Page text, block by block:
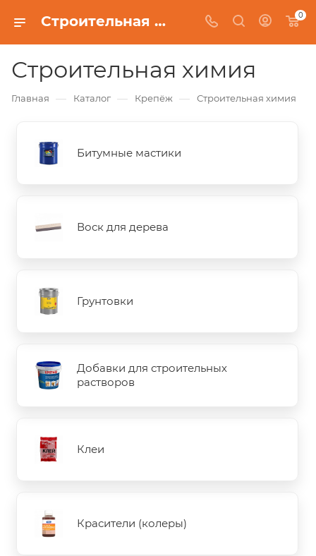
Строительная химия 0
Строительная химия
Главная — Каталог — Крепёж — Строительная химия
Битумные мастики
Воск для дерева
Грунтовки
Добавки для строительных
растворов
Клеи
Красители (колеры)